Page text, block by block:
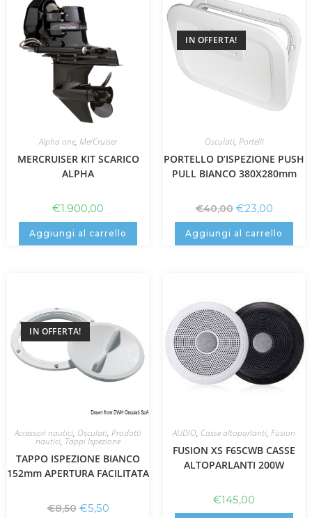
Alpha one, MerCruiser
MERCRUISER KIT SCARICO
ALPHA
€1.900,00
Aggiungi al carrello
IN OFFERTA!
Osculati, Portelli
PORTELLO D’ISPEZIONE PUSH
PULL BIANCO 380X280mm
€40,00 €23,00
Aggiungi al carrello
IN OFFERTA!
Accessori nautici, Osculati, Prodotti
nautici, Tappi Ispezione
TAPPO ISPEZIONE BIANCO
152mm APERTURA FACILITATA
€8,50 €5,50
AUDIO, Casse altoparlanti, Fusion
FUSION XS F65CWB CASSE
ALTOPARLANTI 200W
€145,00